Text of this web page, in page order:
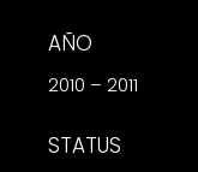
AÑO
2010 – 2011
STATUS